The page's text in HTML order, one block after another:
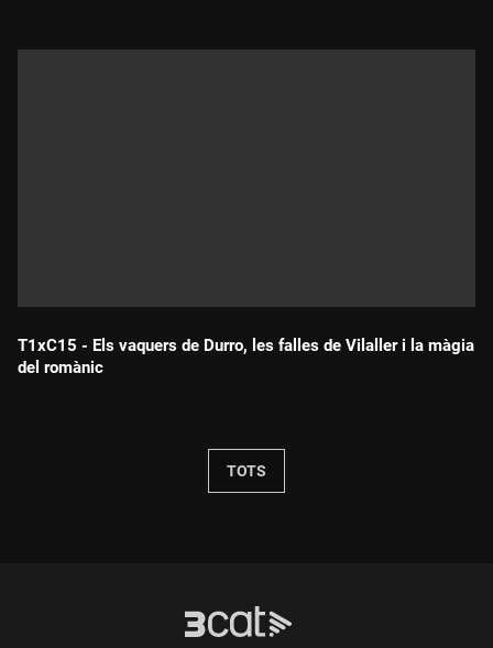
T1xC15 - Els vaquers de Durro, les falles de Vilaller i la màgia
del romànic
TOTS